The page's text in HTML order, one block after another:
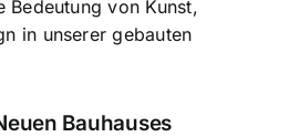
Bedeutung von Kunst,
in unserer gebauten
Bauhauses